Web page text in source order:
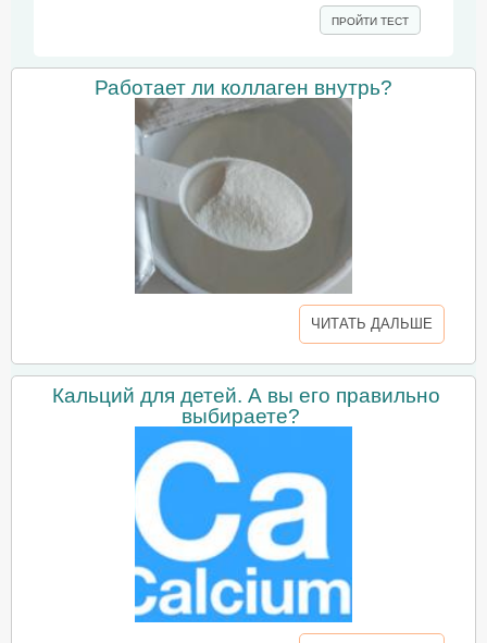
ПРОЙТИ ТЕСТ
Работает ли коллаген внутрь?
ЧИТАТЬ ДАЛЬШЕ
Кальций для детей. А вы его правильно
выбираете?